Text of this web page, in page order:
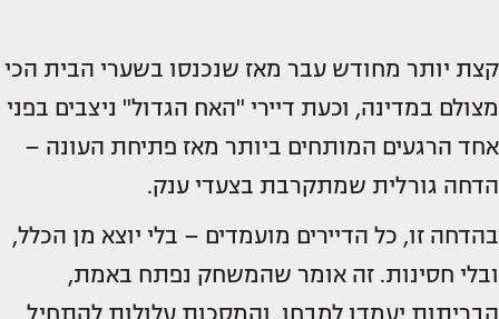
קצת יותר מחודש עבר מאז שנכנסו בשערי הבית הכי
מצולם במדינה, וכעת דיירי "האח הגדול" ניצבים בפני
אחד הרגעים המותחים ביותר מאז פתיחת העונה –
הדחה גורלית שמתקרבת בצעדי ענק.
בהדחה זו, כל הדיירים מועמדים – בלי יוצא מן הכלל,
ובלי חסינות. זה אומר שהמשחק נפתח באמת,
הבריתות יעמדו למבחן, והמסכות עלולות להתחיל